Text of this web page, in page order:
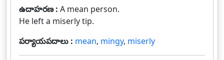
ఉదాహరణ : A mean person.
He left a miserly tip.
పర్యాయపదాలు : mean, mingy, miserly